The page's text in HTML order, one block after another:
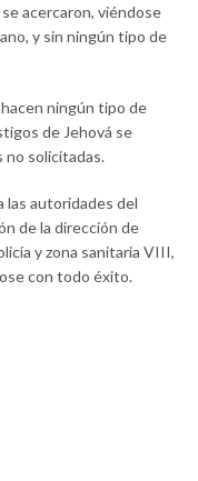
acercaron, viéndose
y sin ningún tipo de
ningún tipo de
de Jehová se
solicitadas.
las autoridades del
de la dirección de
y zona sanitaria VIII,
con todo éxito.